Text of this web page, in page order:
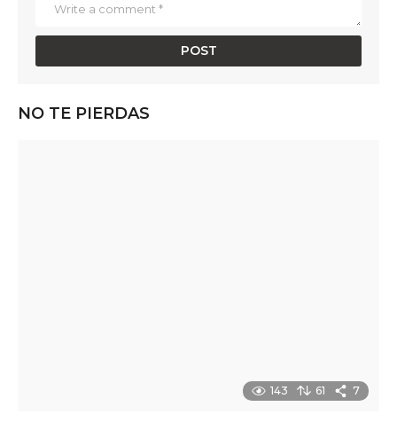
NO TE PIERDAS
143 61 7